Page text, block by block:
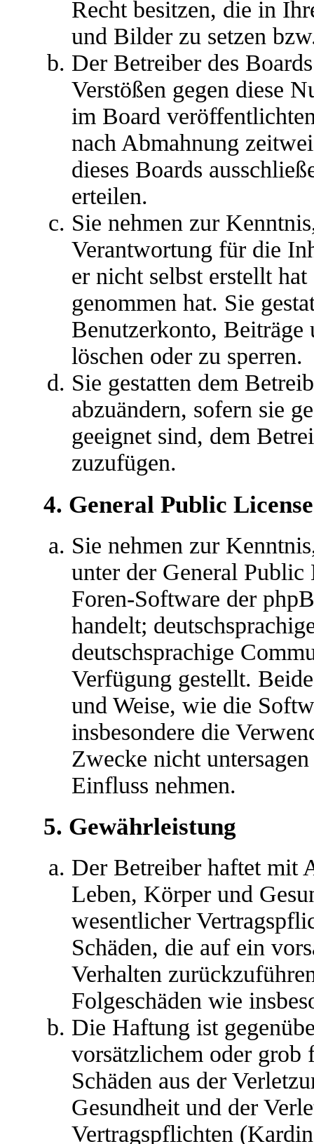
Recht besitzen, die in
und Bilder zu setzen
Der Betreiber des
Verstößen gegen diese
im Board
nach Abmahnung
dieses Boards
erteilen.
Sie nehmen zur
Verantwortung für die
er nicht selbst erstellt
genommen hat. Sie
Benutzerkonto,
löschen oder zu sperren.
Sie gestatten dem
abzuändern, sofern sie
geeignet sind, dem
zuzufügen.
4. General Public License
Sie nehmen zur
unter der General
Foren-Software der
handelt;
deutschsprachige
Verfügung gestellt.
und Weise, wie die
insbesondere die
Zwecke nicht
Einfluss nehmen.
5. Gewährleistung
Der Betreiber haftet mit
Leben, Körper und
wesentlicher
Schäden, die auf ein
Verhalten
Folgeschäden wie
Die Haftung ist
vorsätzlichem oder grob
Schäden aus der
Gesundheit und der
Vertragspflichten